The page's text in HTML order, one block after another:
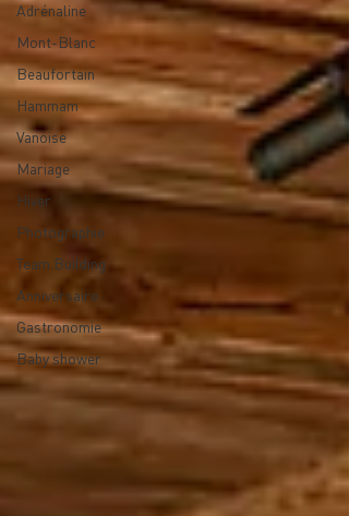
Adrénaline
Mont-Blanc
Beaufortain
Hammam
Vanoise
Mariage
Hiver
Photographie
Team Building
Anniversaire
Gastronomie
Baby shower